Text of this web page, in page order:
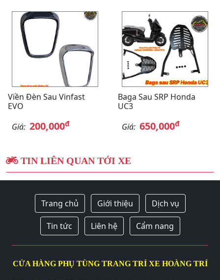
Viền Đèn Sau Vinfast
EVO
Giá: 200,000đ
Baga Sau SRP Honda
UC3
Giá: 650,000đ
TIN LIÊN QUAN TỚI XE
Trang chủ Giới thiệu Dịch vụ
Tin tức Liên hệ Cẩm nang
CỬA HÀNG PHỤ TÙNG TRANG TRÍ XE HOÀNG TRÍ